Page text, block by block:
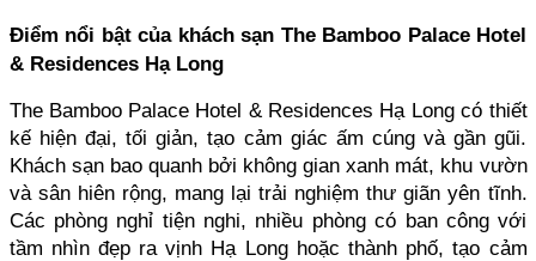
Điểm nổi bật của khách sạn The Bamboo Palace Hotel
& Residences Hạ Long
The Bamboo Palace Hotel & Residences Hạ Long có thiết
kế hiện đại, tối giản, tạo cảm giác ấm cúng và gần gũi.
Khách sạn bao quanh bởi không gian xanh mát, khu vườn
và sân hiên rộng, mang lại trải nghiệm thư giãn yên tĩnh.
Các phòng nghỉ tiện nghi, nhiều phòng có ban công với
tầm nhìn đẹp ra vịnh Hạ Long hoặc thành phố, tạo cảm